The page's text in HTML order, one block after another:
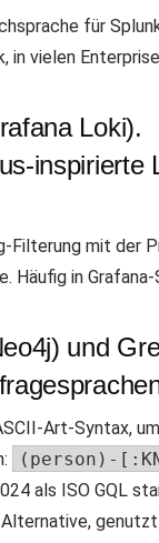
für
in vielen
Loki).
inspirierte
Filterung mit der
Häufig in
und
Art-Syntax,
(person)-
als ISO GQL